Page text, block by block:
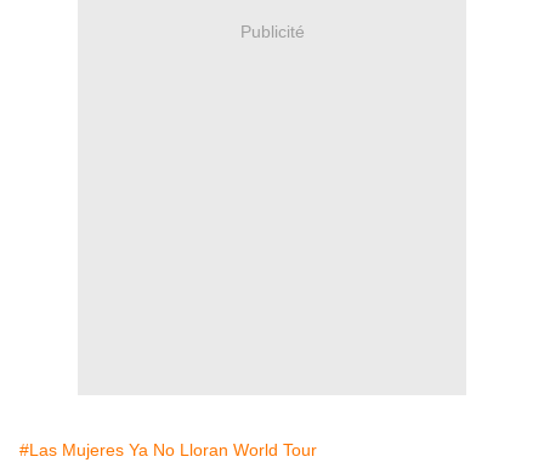
Publicité
#Las Mujeres Ya No Lloran World Tour